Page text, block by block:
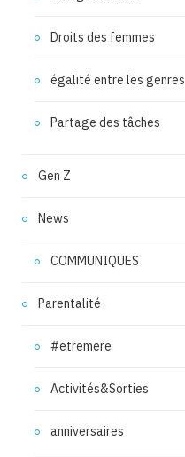
Droits des femmes
égalité entre les genres
Partage des tâches
Gen Z
News
COMMUNIQUES
Parentalité
#etremere
Activités&Sorties
anniversaires